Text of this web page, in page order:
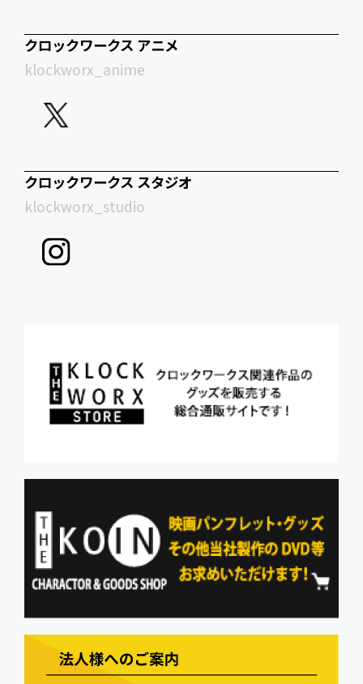
クロックワークス アニメ
klockworx_anime
クロックワークス スタジオ
klockworx_studio